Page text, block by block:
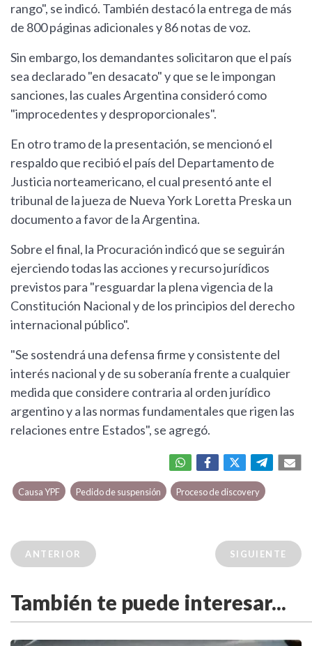
rango", se indicó. También destacó la entrega de más
de 800 páginas adicionales y 86 notas de voz.
Sin embargo, los demandantes solicitaron que el país
sea declarado "en desacato" y que se le impongan
sanciones, las cuales Argentina consideró como
"improcedentes y desproporcionales".
En otro tramo de la presentación, se mencionó el
respaldo que recibió el país del Departamento de
Justicia norteamericano, el cual presentó ante el
tribunal de la jueza de Nueva York Loretta Preska un
documento a favor de la Argentina.
Sobre el final, la Procuración indicó que se seguirán
ejerciendo todas las acciones y recurso jurídicos
previstos para "resguardar la plena vigencia de la
Constitución Nacional y de los principios del derecho
internacional público".
"Se sostendrá una defensa firme y consistente del
interés nacional y de su soberanía frente a cualquier
medida que considere contraria al orden jurídico
argentino y a las normas fundamentales que rigen las
relaciones entre Estados", se agregó.
Causa YPF Pedido de suspensión Proceso de discovery
ANTERIOR SIGUIENTE
También te puede interesar...